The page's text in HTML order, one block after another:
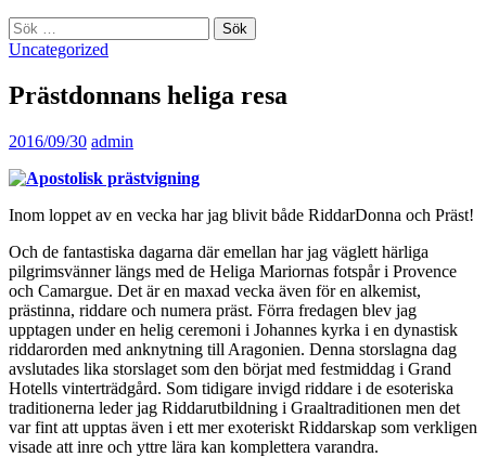
Sök
efter:
Uncategorized
Prästdonnans heliga resa
2016/09/30 admin
Inom loppet av en vecka har jag blivit både RiddarDonna och Präst!
Och de fantastiska dagarna där emellan har jag väglett härliga
pilgrimsvänner längs med de Heliga Mariornas fotspår i Provence
och Camargue. Det är en maxad vecka även för en alkemist,
prästinna, riddare och numera präst. Förra fredagen blev jag
upptagen under en helig ceremoni i Johannes kyrka i en dynastisk
riddarorden med anknytning till Aragonien. Denna storslagna dag
avslutades lika storslaget som den börjat med festmiddag i Grand
Hotells vinterträdgård. Som tidigare invigd riddare i de esoteriska
traditionerna leder jag Riddarutbildning i Graaltraditionen men det
var fint att upptas även i ett mer exoteriskt Riddarskap som verkligen
visade att inre och yttre lära kan komplettera varandra.